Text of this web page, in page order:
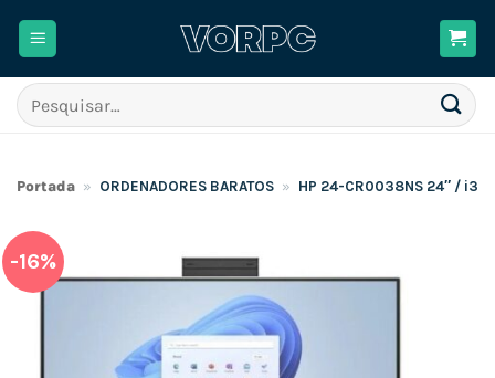
Pesquisar
por:
Portada » ORDENADORES BARATOS » HP 24-CR0038NS 24″ / i3-
-16%